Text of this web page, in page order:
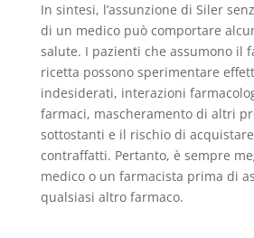
In sintesi, l’assunzione di Siler
di un medico può comportare
salute. I pazienti che assumono il
ricetta possono sperimentare
indesiderati, interazioni
farmaci, mascheramento di altri
sottostanti e il rischio di
contraffatti. Pertanto, è sempre
medico o un farmacista prima di
qualsiasi altro farmaco.